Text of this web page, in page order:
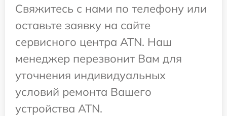
Свяжитесь с нами по телефону или
оставьте заявку на сайте
сервисного центра ATN. Наш
менеджер перезвонит Вам для
уточнения индивидуальных
условий ремонта Вашего
устройства ATN.